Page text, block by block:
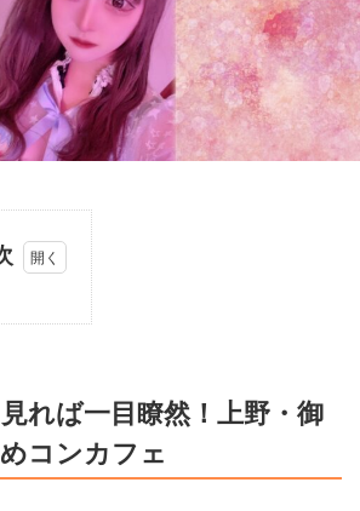
れば一目瞭然！上野・御
コンカフェ